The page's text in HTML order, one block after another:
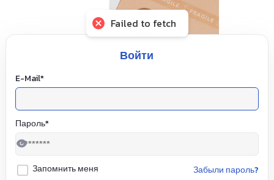
Войти
E-Mail*
Пароль*
Запомнить меня забыли пароль?
Failed to fetch